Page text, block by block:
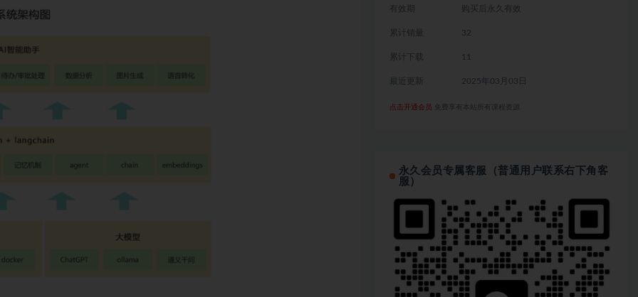
有效期 购买后永久有效
累计销量 32
累计下载 11
最近更新 2025年03月03日
点击开通会员 免费享有本站所有课程资源
永久会员专属客服（普通用户联系右下角客
服）